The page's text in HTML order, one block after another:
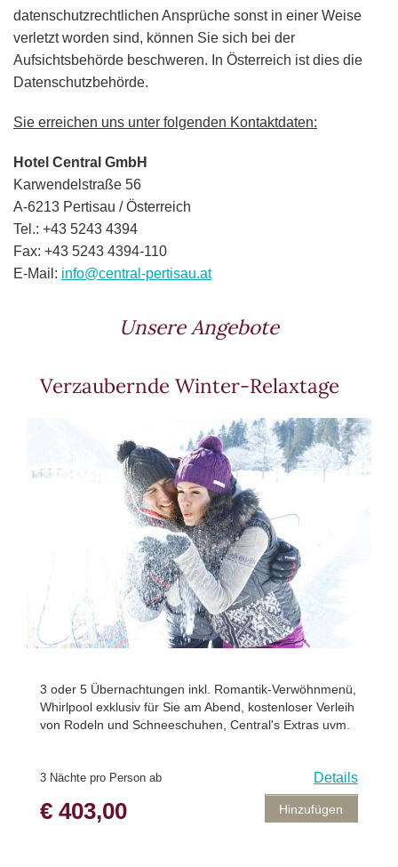
datenschutzrechtlichen Ansprüche sonst in einer Weise
verletzt worden sind, können Sie sich bei der
Aufsichtsbehörde beschweren. In Österreich ist dies die
Datenschutzbehörde.
Sie erreichen uns unter folgenden Kontaktdaten:
Hotel Central GmbH
Karwendelstraße 56
A-6213 Pertisau / Österreich
Tel.: +43 5243 4394
Fax: +43 5243 4394-110
E-Mail: info@central-pertisau.at
Unsere Angebote
Verzaubernde Winter-Relaxtage
3 oder 5 Übernachtungen inkl. Romantik-Verwöhnmenü,
Whirlpool exklusiv für Sie am Abend, kostenloser Verleih
von Rodeln und Schneeschuhen, Central's Extras uvm.
3 Nächte pro Person ab
€ 403,00
Details
Hinzufügen